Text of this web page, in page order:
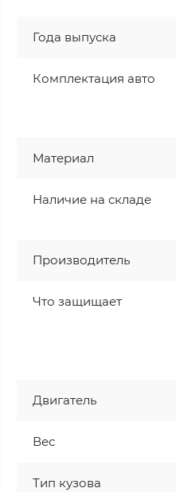
Года выпуска
Комплектация авто
Материал
Наличие на складе
Производитель
Что защищает
Двигатель
Вес
Тип кузова